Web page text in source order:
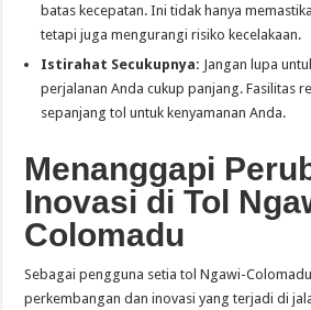
batas kecepatan. Ini tidak hanya
tetapi juga mengurangi risiko kecelakaan.
Istirahat Secukupnya: Jangan lupa
perjalanan Anda cukup panjang. Fasilitas
sepanjang tol untuk kenyamanan Anda.
Menanggapi
Inovasi di Tol
Colomadu
Sebagai pengguna setia tol Ngawi-
perkembangan dan inovasi yang terjadi di